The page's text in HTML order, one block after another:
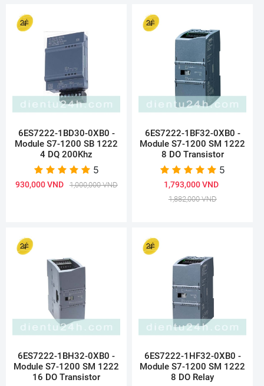
6ES7222-1BD30-0XB0 -
Module S7-1200 SB 1222
4 DQ 200Khz
5
930,000 VND 1,000,000 VND
6ES7222-1BF32-0XB0 -
Module S7-1200 SM 1222
8 DO Transistor
5
1,793,000 VND
1,882,000 VND
6ES7222-1BH32-0XB0 -
Module S7-1200 SM 1222
16 DO Transistor
6ES7222-1HF32-0XB0 -
Module S7-1200 SM 1222
8 DO Relay